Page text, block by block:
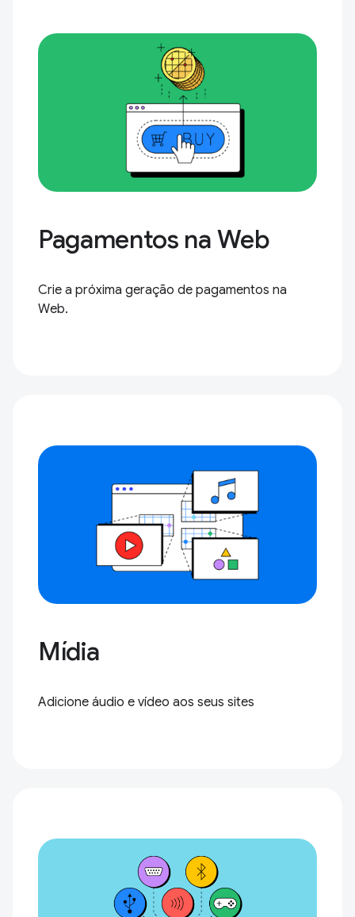
Pagamentos na Web
Crie a próxima geração de pagamentos na
Web.
Mídia
Adicione áudio e vídeo aos seus sites